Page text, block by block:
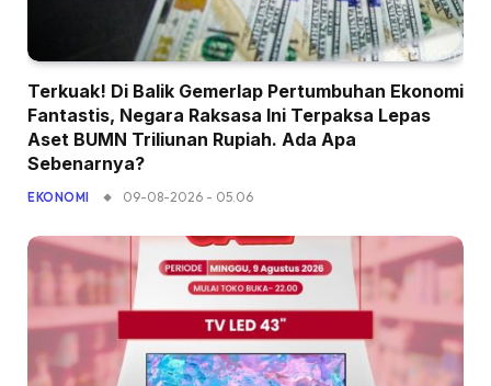
Terkuak! Di Balik Gemerlap Pertumbuhan Ekonomi
Fantastis, Negara Raksasa Ini Terpaksa Lepas
Aset BUMN Triliunan Rupiah. Ada Apa
Sebenarnya?
EKONOMI 09-08-2026 - 05.06